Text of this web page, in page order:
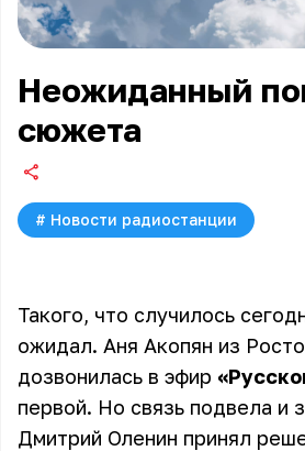
Неожиданный
сюжета
# Новости радиостанции
Такого, что случилось
ожидал. Аня Акопян из
дозвонилась в эфир
первой. Но связь подвела и
Дмитрий Оленин принял